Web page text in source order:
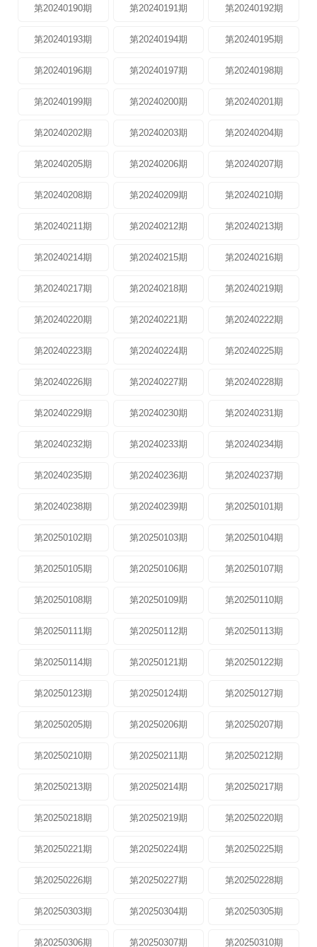
第20240190期 第20240191期 第20240192期
第20240193期 第20240194期 第20240195期
第20240196期 第20240197期 第20240198期
第20240199期 第20240200期 第20240201期
第20240202期 第20240203期 第20240204期
第20240205期 第20240206期 第20240207期
第20240208期 第20240209期 第20240210期
第20240211期 第20240212期 第20240213期
第20240214期 第20240215期 第20240216期
第20240217期 第20240218期 第20240219期
第20240220期 第20240221期 第20240222期
第20240223期 第20240224期 第20240225期
第20240226期 第20240227期 第20240228期
第20240229期 第20240230期 第20240231期
第20240232期 第20240233期 第20240234期
第20240235期 第20240236期 第20240237期
第20240238期 第20240239期 第20250101期
第20250102期 第20250103期 第20250104期
第20250105期 第20250106期 第20250107期
第20250108期 第20250109期 第20250110期
第20250111期 第20250112期 第20250113期
第20250114期 第20250121期 第20250122期
第20250123期 第20250124期 第20250127期
第20250205期 第20250206期 第20250207期
第20250210期 第20250211期 第20250212期
第20250213期 第20250214期 第20250217期
第20250218期 第20250219期 第20250220期
第20250221期 第20250224期 第20250225期
第20250226期 第20250227期 第20250228期
第20250303期 第20250304期 第20250305期
第20250306期 第20250307期 第20250310期